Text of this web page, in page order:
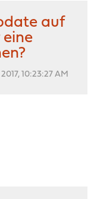
auf
eine
10:23:27 AM